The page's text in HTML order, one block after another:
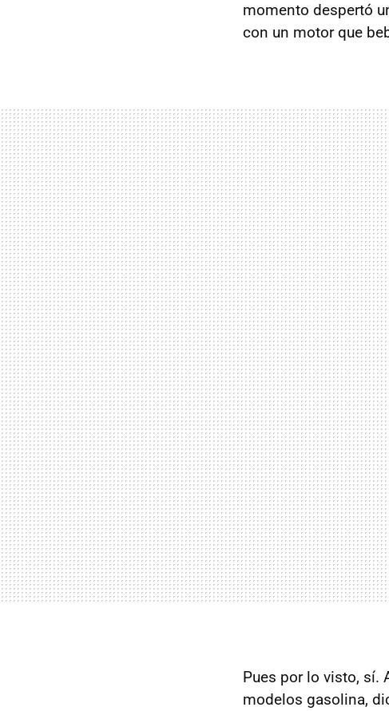
momento despertó
con un motor que
Pues por lo visto, sí.
modelos gasolina,